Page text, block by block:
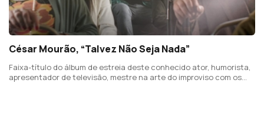
César Mourão, “Talvez Não Seja Nada”
Faixa-título do álbum de estreia deste conhecido ator, humorista,
apresentador de televisão, mestre na arte do improviso com os